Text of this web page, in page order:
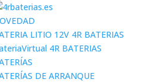
LITIO 12V 4R BATERIAS
4R BATERIAS
DE ARRANQUE